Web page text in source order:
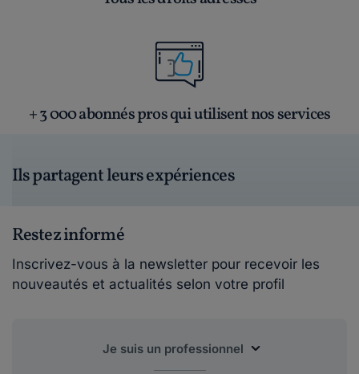
+ 3 000 abonnés pros qui utilisent nos services
Ils partagent leurs expériences
Restez informé
Inscrivez-vous à la newsletter pour recevoir les
nouveautés et actualités selon votre profil